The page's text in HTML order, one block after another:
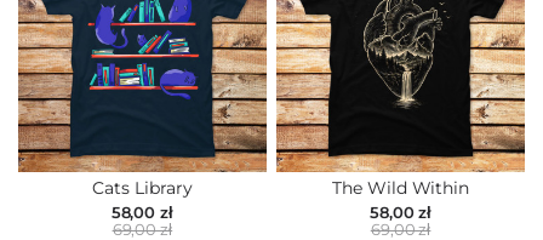
Cats Library
58,00 zł
69,00 zł
The Wild Within
58,00 zł
69,00 zł